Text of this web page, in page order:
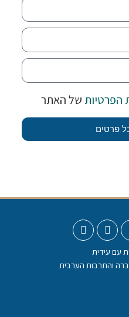
הפרטיות של האתר
פרטים
עם עידית
והתרבות הערבית